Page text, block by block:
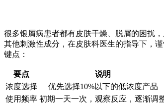
很多银屑病患者都有皮肤干燥、脱屑的困扰
其他刺激性成分，在皮肤科医生的指导下，
键点：
要点
说明
浓度选择
优先选择10%以下的低浓度产品
使用频率 初期一天一次，观察反应，逐渐调